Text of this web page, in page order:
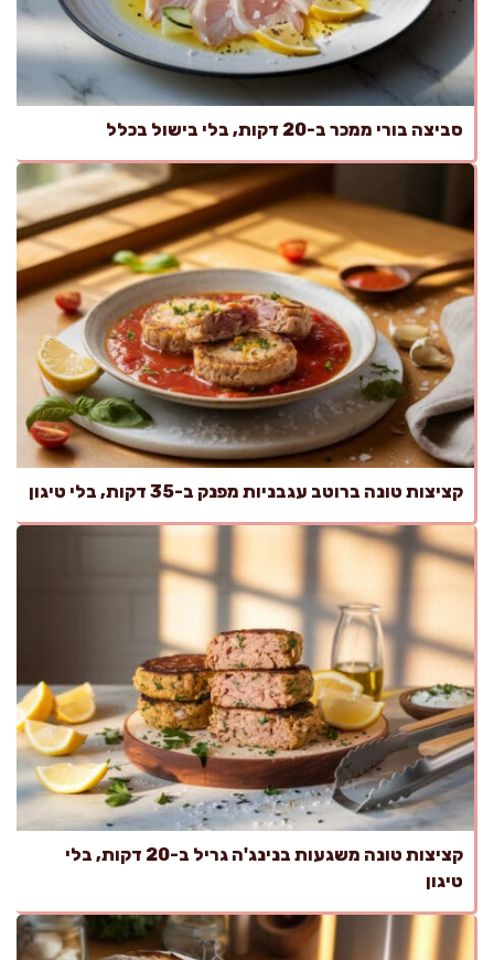
סביצה בורי ממכר ב-20 דקות, בלי בישול בכלל
קציצות טונה ברוטב עגבניות מפנק ב-35 דקות, בלי טיגון
קציצות טונה משגעות בנינג'ה גריל ב-20 דקות, בלי
טיגון